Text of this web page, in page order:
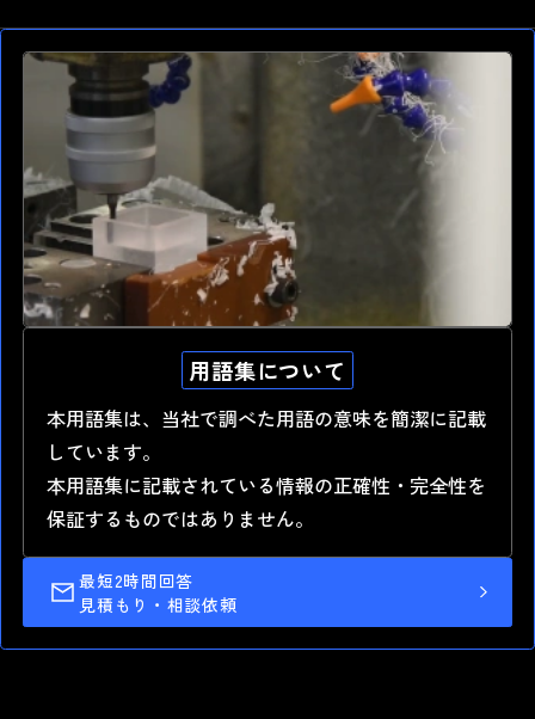
高精度 切削加工
最短納期1.0日 短納期出荷
湯本電機の強み
用語集について
本用語集は、当社で調べた用語の意味を簡潔に記載
しています。
本用語集に記載されている情報の正確性・完全性を
保証するものではありません。
最短2時間回答
見積もり・相談依頼